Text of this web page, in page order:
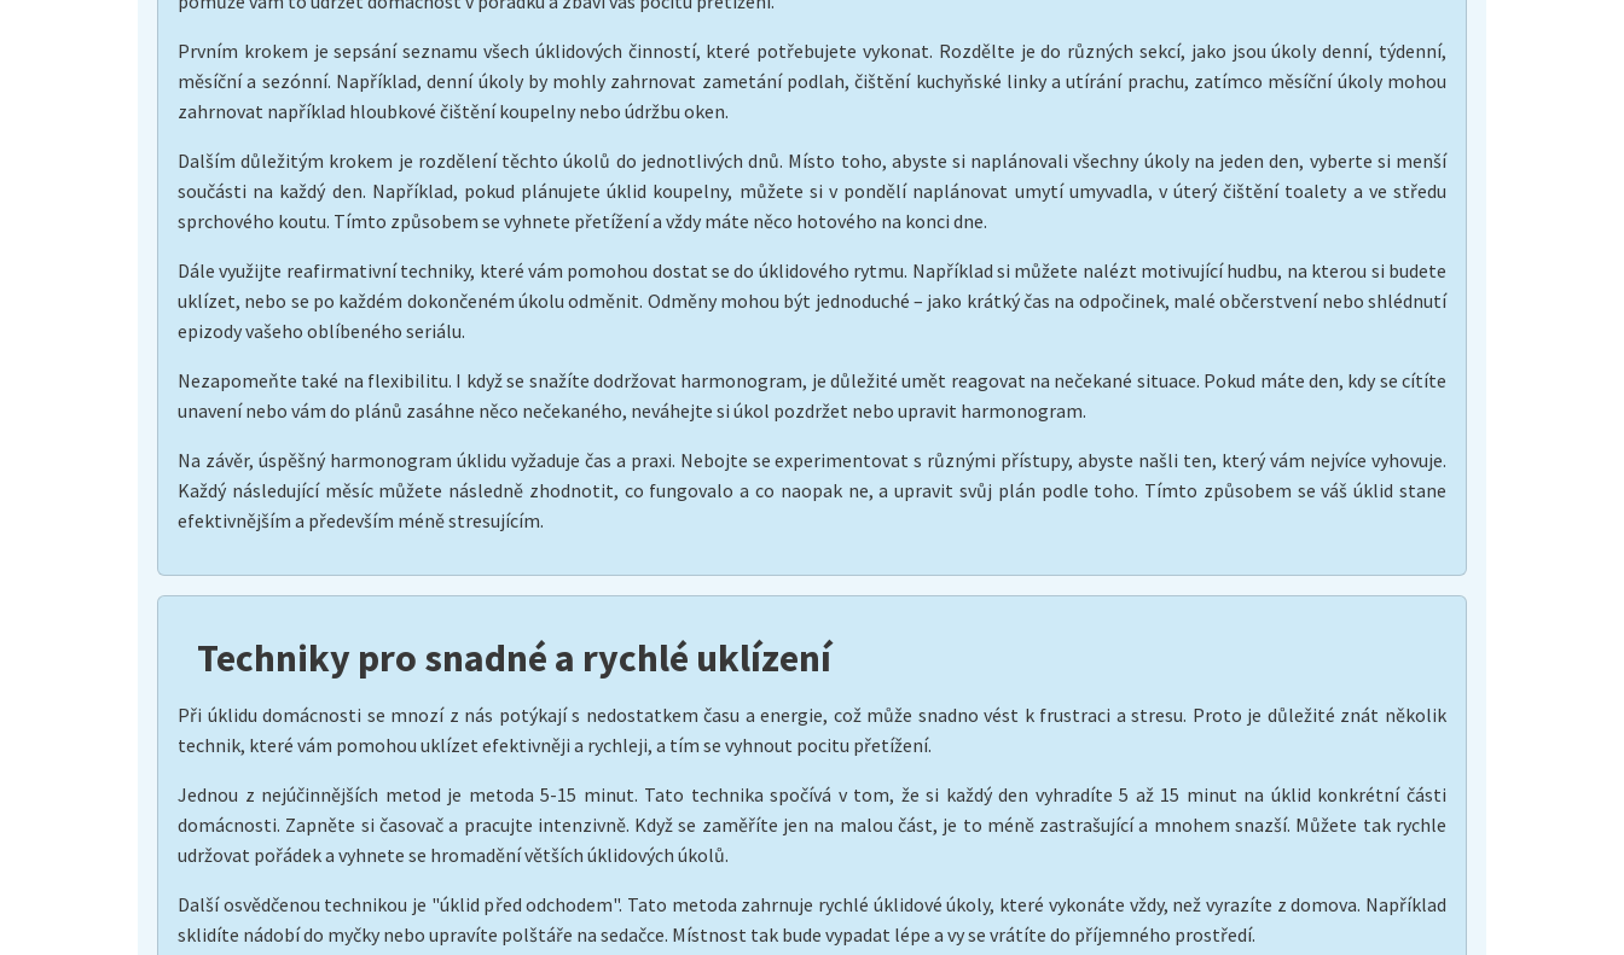
Prvním krokem je sepsání seznamu všech úklidových činností, které potřebujete vykonat. Rozdělte je do různých sekcí, jako jsou úkoly denní, týdenní,
měsíční a sezónní. Například, denní úkoly by mohly zahrnovat zametání podlah, čištění kuchyňské linky a utírání prachu, zatímco měsíční úkoly mohou
zahrnovat například hloubkové čištění koupelny nebo údržbu oken.
Dalším důležitým krokem je rozdělení těchto úkolů do jednotlivých dnů. Místo toho, abyste si naplánovali všechny úkoly na jeden den, vyberte si menší
součásti na každý den. Například, pokud plánujete úklid koupelny, můžete si v pondělí naplánovat umytí umyvadla, v úterý čištění toalety a ve středu
sprchového koutu. Tímto způsobem se vyhnete přetížení a vždy máte něco hotového na konci dne.
Dále využijte reafirmativní techniky, které vám pomohou dostat se do úklidového rytmu. Například si můžete nalézt motivující hudbu, na kterou si budete
uklízet, nebo se po každém dokončeném úkolu odměnit. Odměny mohou být jednoduché – jako krátký čas na odpočinek, malé občerstvení nebo shlédnutí
epizody vašeho oblíbeného seriálu.
Nezapomeňte také na flexibilitu. I když se snažíte dodržovat harmonogram, je důležité umět reagovat na nečekané situace. Pokud máte den, kdy se cítíte
unavení nebo vám do plánů zasáhne něco nečekaného, neváhejte si úkol pozdržet nebo upravit harmonogram.
Na závěr, úspěšný harmonogram úklidu vyžaduje čas a praxi. Nebojte se experimentovat s různými přístupy, abyste našli ten, který vám nejvíce vyhovuje.
Každý následující měsíc můžete následně zhodnotit, co fungovalo a co naopak ne, a upravit svůj plán podle toho. Tímto způsobem se váš úklid stane
efektivnějším a především méně stresujícím.
Techniky pro snadné a rychlé uklízení
Při úklidu domácnosti se mnozí z nás potýkají s nedostatkem času a energie, což může snadno vést k frustraci a stresu. Proto je důležité znát několik
technik, které vám pomohou uklízet efektivněji a rychleji, a tím se vyhnout pocitu přetížení.
Jednou z nejúčinnějších metod je metoda 5-15 minut. Tato technika spočívá v tom, že si každý den vyhradíte 5 až 15 minut na úklid konkrétní části
domácnosti. Zapněte si časovač a pracujte intenzivně. Když se zaměříte jen na malou část, je to méně zastrašující a mnohem snazší. Můžete tak rychle
udržovat pořádek a vyhnete se hromadění větších úklidových úkolů.
Další osvědčenou technikou je "úklid před odchodem". Tato metoda zahrnuje rychlé úklidové úkoly, které vykonáte vždy, než vyrazíte z domova. Například
sklidíte nádobí do myčky nebo upravíte polštáře na sedačce. Místnost tak bude vypadat lépe a vy se vrátíte do příjemného prostředí.